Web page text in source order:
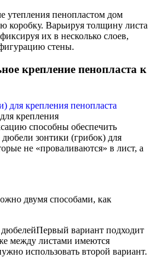
утепления пенопластом дом
коробку. Варьируя толщину листа
их в несколько слоев,
стены.
крепление пенопласта к
крепления
способны обеспечить
зонтики (грибок) для
не «проваливаются» в лист, а
двумя способами, как
Первый вариант подходит
между листами имеются
использовать второй вариант.